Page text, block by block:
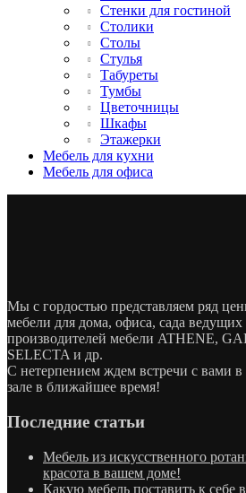
Стенки для гостиной
Столики
Столы
Стулья
Табуреты
Тумбы
Цветочницы
Шкафы
Этажерки
Мебель для кухни
Мебель для офиса
Мы с гордостью представляем ряд
мебели для дома, офиса, сада ведущих
производителей мебели ATHENE,
SELECTA и др.
С нетерпением ждем встречи с вами
зале в ближайшее время!
Последние статьи
Мебель из искусственного
красота в вашем доме!
Какую мебель поставить к себе